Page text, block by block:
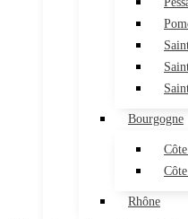
Bourgogne
Rhône